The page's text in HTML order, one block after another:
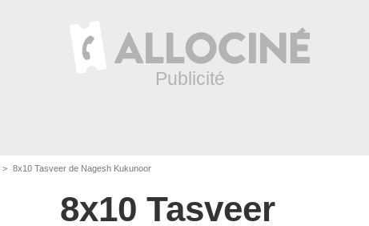
8x10 Tasveer de Nagesh Kukunoor
8x10 Tasveer